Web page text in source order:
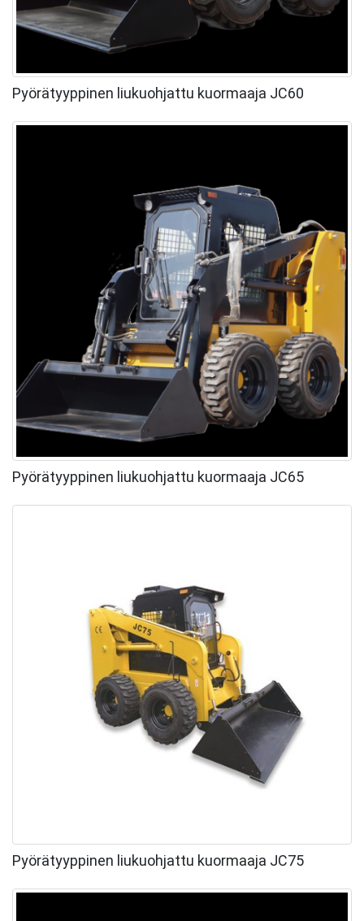
Pyörätyyppinen liukuohjattu kuormaaja JC60
Pyörätyyppinen liukuohjattu kuormaaja JC65
Pyörätyyppinen liukuohjattu kuormaaja JC75